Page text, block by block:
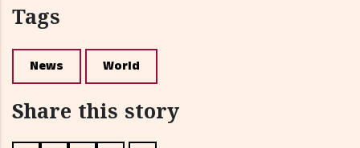
Tags
News World
Share this story